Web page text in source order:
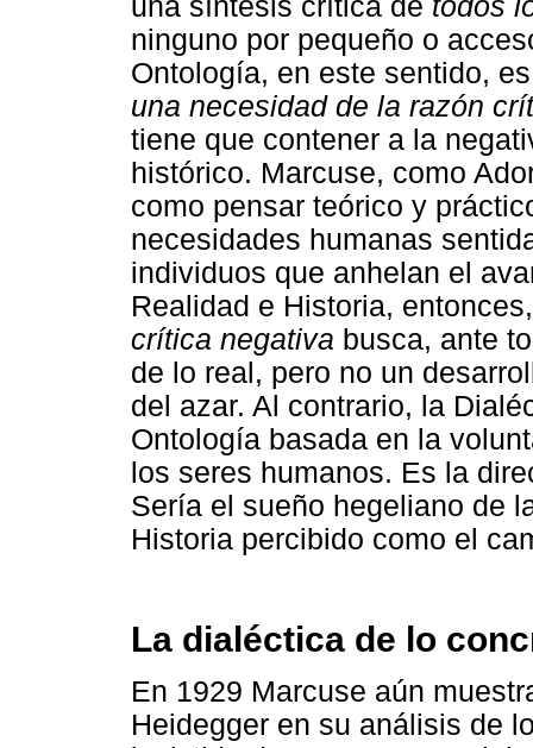
ninguno por pequeño o
Ontología, en este sentido,
una necesidad de la razón
tiene que contener a la
histórico. Marcuse, como
como pensar teórico y
necesidades humanas
individuos que anhelan el
Realidad e Historia,
crítica negativa busca, ante
de lo real, pero no un
del azar. Al contrario, la
Ontología basada en la
los seres humanos. Es la
Sería el sueño hegeliano de
Historia percibido como el
La dialéctica de lo
En 1929 Marcuse aún
Heidegger en su análisis de